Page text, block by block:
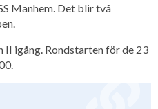
Manhem. Det blir två
II igång. Rondstarten för de 23